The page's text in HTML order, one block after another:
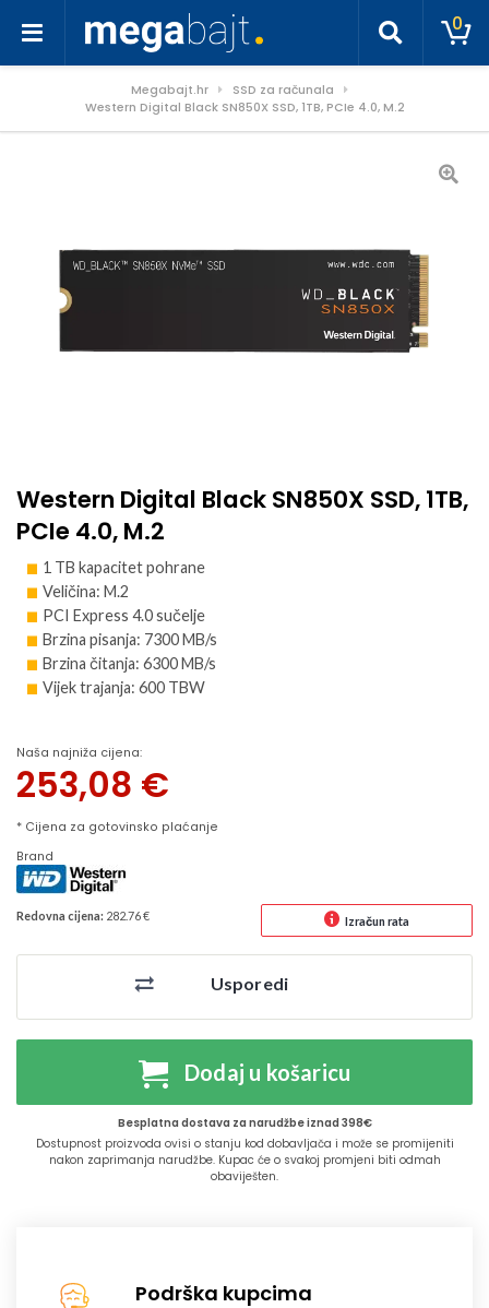
0
Megabajt.hr
SSD za računala
Western Digital Black SN850X SSD, 1TB, PCIe 4.0, M.2
Western Digital Black SN850X SSD, 1TB,
PCIe 4.0, M.2
1 TB kapacitet pohrane
Veličina: M.2
PCI Express 4.0 sučelje
Brzina pisanja: 7300 MB/s
Brzina čitanja: 6300 MB/s
Vijek trajanja: 600 TBW
Naša najniža cijena:
253,08 €
* Cijena za gotovinsko plaćanje
Brand
Redovna cijena: 282.76 € Izračun rata
Usporedi
Dodaj u košaricu
Besplatna dostava za narudžbe iznad 398€
Dostupnost proizvoda ovisi o stanju kod dobavljača i može se promijeniti
nakon zaprimanja narudžbe. Kupac će o svakoj promjeni biti odmah
obaviješten.
Podrška kupcima